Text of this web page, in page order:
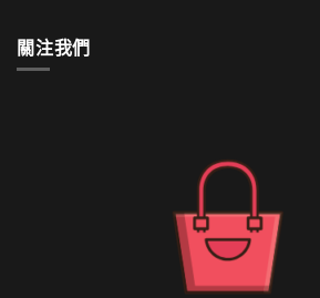
清
洗〉
關注我們